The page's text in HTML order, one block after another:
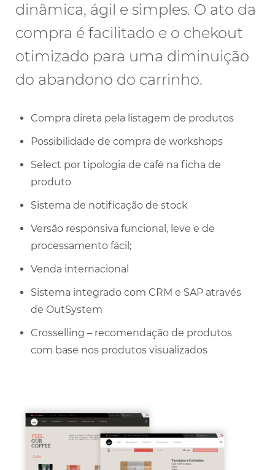
dinâmica, ágil e simples. O ato da
compra é facilitado e o chekout
otimizado para uma diminuição
do abandono do carrinho.
Compra direta pela listagem de produtos
Possibilidade de compra de workshops
Select por tipologia de café na ficha de
produto
Sistema de notificação de stock
Versão responsiva funcional, leve e de
processamento fácil;
Venda internacional
Sistema integrado com CRM e SAP através
de OutSystem
Crosselling – recomendação de produtos
com base nos produtos visualizados